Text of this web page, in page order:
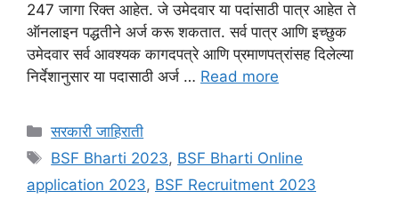
247 जागा रिक्त आहेत. जे उमेदवार या पदांसाठी पात्र आहेत ते
ऑनलाइन पद्धतीने अर्ज करू शकतात. सर्व पात्र आणि इच्छुक
उमेदवार सर्व आवश्यक कागदपत्रे आणि प्रमाणपत्रांसह दिलेल्या
निर्देशानुसार या पदासाठी अर्ज … Read more
Categories
सरकारी जाहिराती
Tags
BSF Bharti 2023, BSF Bharti Online
application 2023, BSF Recruitment 2023